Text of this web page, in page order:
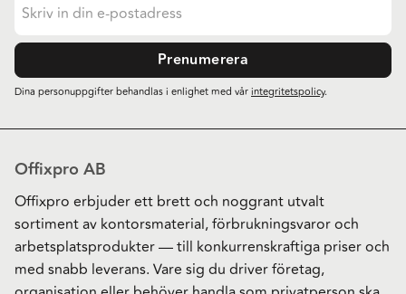
Prenumerera
Dina personuppgifter behandlas i enlighet med vårintegritetspolicy.
Offixpro AB
Offixpro erbjuder ett brett och noggrant utvalt
sortiment av kontorsmaterial, förbrukningsvaror och
arbetsplatsprodukter — till konkurrenskraftiga priser och
med snabb leverans. Vare sig du driver företag,